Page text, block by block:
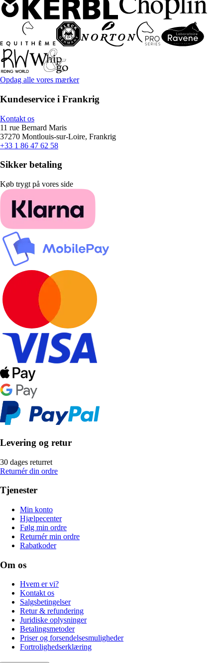
Opdag alle vores mærker
Kundeservice i Frankrig
Kontakt os
11 rue Bernard Maris
37270 Montlouis-sur-Loire, Frankrig
+33 1 86 47 62 58
Sikker betaling
Køb trygt på vores side
Levering og retur
30 dages returret
Returnér din ordre
Tjenester
Min konto
Hjælpecenter
Følg min ordre
Returnér min ordre
Rabatkoder
Om os
Hvem er vi?
Kontakt os
Salgsbetingelser
Retur & refundering
Juridiske oplysninger
Betalingsmetoder
Priser og forsendelsesmuligheder
Fortrolighedserklæring